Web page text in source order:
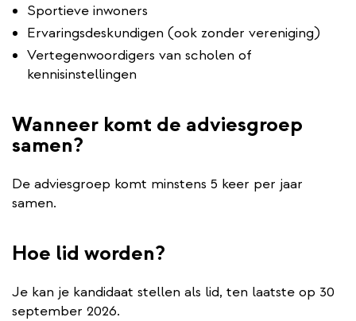
Sportieve inwoners
Ervaringsdeskundigen (ook zonder vereniging)
Vertegenwoordigers van scholen of
kennisinstellingen
Wanneer komt de adviesgroep
samen?
De adviesgroep komt minstens 5 keer per jaar
samen.
Hoe lid worden?
Je kan je kandidaat stellen als lid, ten laatste op 30
september 2026.